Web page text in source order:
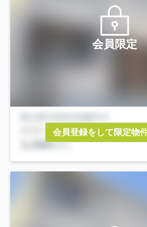
会員限定
会員登録をして限定物